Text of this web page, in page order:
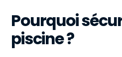
Pourquoi
piscine ?